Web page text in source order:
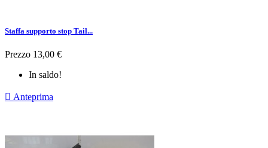
Staffa supporto stop Tail...
Prezzo 13,00 €
In saldo!
 Anteprima